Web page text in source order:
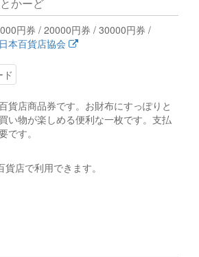
円券 / 20000円券 / 30000円券 /
日本百貨店協会
貨店商品券です。お財布にすっぽりと
い物が楽しめる便利な一枚です。支払
です。
店で利用できます。